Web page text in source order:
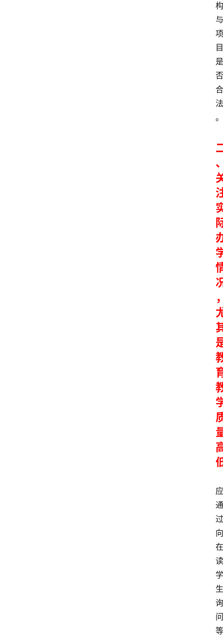
构
与
项
目
是
否
合
法
。
应
通
过
向
在
读
学
生
询
问
等